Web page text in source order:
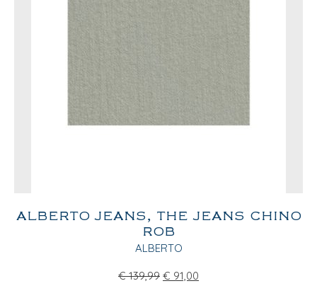
ALBERTO JEANS, THE JEANS CHINO
ROB
ALBERTO
€ 139,99 € 91,00